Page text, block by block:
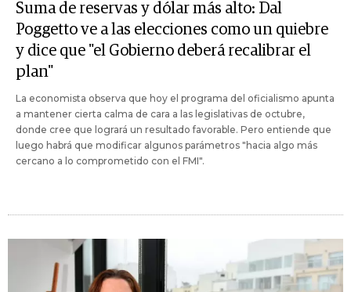
Suma de reservas y dólar más alto: Dal
Poggetto ve a las elecciones como un quiebre
y dice que "el Gobierno deberá recalibrar el
plan"
La economista observa que hoy el programa del oficialismo apunta
a mantener cierta calma de cara a las legislativas de octubre,
donde cree que logrará un resultado favorable. Pero entiende que
luego habrá que modificar algunos parámetros "hacia algo más
cercano a lo comprometido con el FMI".